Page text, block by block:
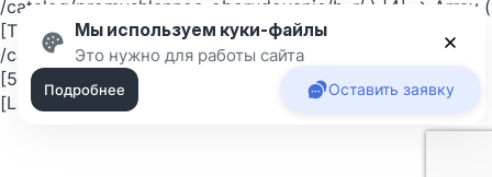
Оставить заявку
Мы используем куки-файлы
Это нужно для работы сайта
Подробнее
/catalog/promyshlennoe_oborudovanie/b_r/ ) [4] => Array (
[TITLE] => Система X20 [LINK] =>
/catalog/promyshlennoe_oborudovanie/b_r/sistema_x20/ )
[5] => Array ( [TITLE] => Система X20 X20IF1041-1 B&R
[LINK] => ) )